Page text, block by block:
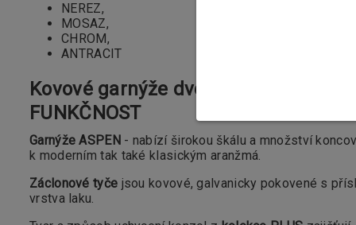
NEREZ,
MOSAZ,
CHROM,
ANTRACIT
Kovové garnýže dvouřadé s drážkou
FUNKČNOST
Garnýže ASPEN- nabízí širokou škálu a množství
k moderním tak také klasickým aranžmá.
Záclonové tyče jsou kovové, galvanicky pokovené s
vrstva laku.